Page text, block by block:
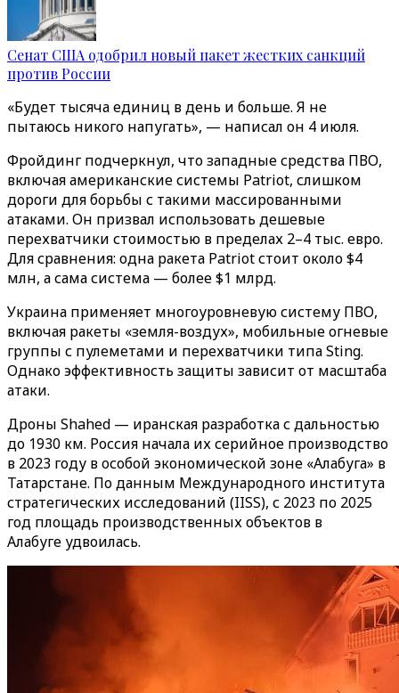
Сенат США одобрил новый пакет жестких санкций
против России
«Будет тысяча единиц в день и больше. Я не
пытаюсь никого напугать», — написал он 4 июля.
Фройдинг подчеркнул, что западные средства ПВО,
включая американские системы Patriot, слишком
дороги для борьбы с такими массированными
атаками. Он призвал использовать дешевые
перехватчики стоимостью в пределах 2–4 тыс. евро.
Для сравнения: одна ракета Patriot стоит около $4
млн, а сама система — более $1 млрд.
Украина применяет многоуровневую систему ПВО,
включая ракеты «земля-воздух», мобильные огневые
группы с пулеметами и перехватчики типа Sting.
Однако эффективность защиты зависит от масштаба
атаки.
Дроны Shahed — иранская разработка с дальностью
до 1930 км. Россия начала их серийное производство
в 2023 году в особой экономической зоне «Алабуга» в
Татарстане. По данным Международного института
стратегических исследований (IISS), с 2023 по 2025
год площадь производственных объектов в
Алабуге удвоилась.